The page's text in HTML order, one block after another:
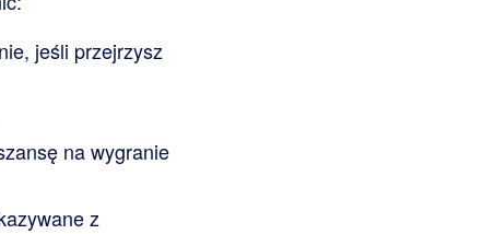
jeśli przejrzysz
na wygranie
z